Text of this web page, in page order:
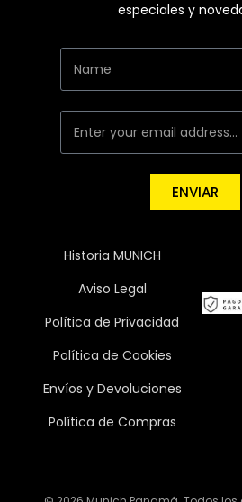
especiales y
ENVIAR
Historia MUNICH
Aviso Legal
Política de Privacidad
Política de Cookies
Envíos y Devoluciones
Política de Compras